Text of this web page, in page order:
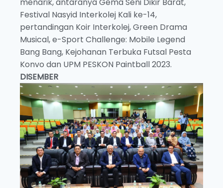
Festival Nasyid Interkolej Kali ke-14,
pertandingan Koir Interkolej, Green Drama
Musical, e-Sport Challenge: Mobile Legend
Bang Bang, Kejohanan Terbuka Futsal Pesta
Konvo dan UPM PESKON Paintball 2023.
DISEMBER